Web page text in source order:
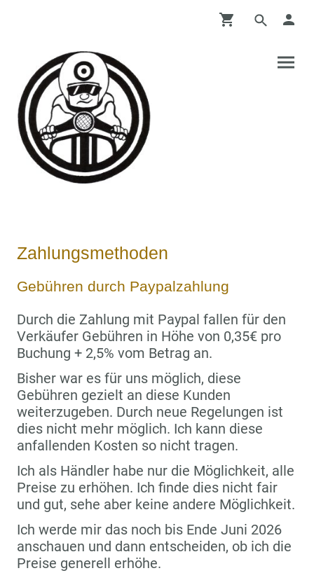
Zahlungsmethoden
Gebühren durch Paypalzahlung
Durch die Zahlung mit Paypal fallen für den
Verkäufer Gebühren in Höhe von 0,35€ pro
Buchung + 2,5% vom Betrag an.
Bisher war es für uns möglich, diese
Gebühren gezielt an diese Kunden
weiterzugeben. Durch neue Regelungen ist
dies nicht mehr möglich. Ich kann diese
anfallenden Kosten so nicht tragen.
Ich als Händler habe nur die Möglichkeit, alle
Preise zu erhöhen. Ich finde dies nicht fair
und gut, sehe aber keine andere Möglichkeit.
Ich werde mir das noch bis Ende Juni 2026
anschauen und dann entscheiden, ob ich die
Preise generell erhöhe.